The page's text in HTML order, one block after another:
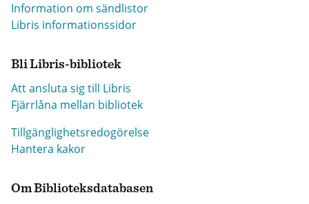
Information om sändlistor
Libris informationssidor
Bli Libris-bibliotek
Att ansluta sig till Libris
Fjärrlåna mellan bibliotek
Tillgänglighetsredogörelse
Hantera kakor
Om Biblioteksdatabasen